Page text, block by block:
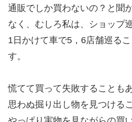
通販でしか買わないの？と聞
なく、むしろ私は、ショップ
1日かけて車で5，6店舗巡る
す。
慌てて買って失敗することも
思わぬ掘り出し物を見つける